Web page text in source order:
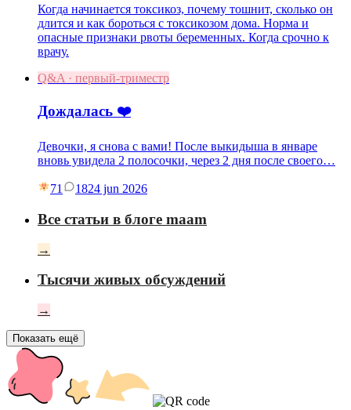
Когда начинается токсикоз, почему тошнит, сколько он
длится и как бороться с токсикозом дома. Норма и
опасные признаки рвоты беременных. Когда срочно к
врачу.
Q&A · первый-триместр
Дождалась ❤️
Девочки, я снова с вами! После выкидыша в январе
вновь увидела 2 полосочки, через 2 дня после своего…
71 1824 jun 2026
Все статьи в блоге maam
→
Тысячи живых обсуждений
→
Показать ещё